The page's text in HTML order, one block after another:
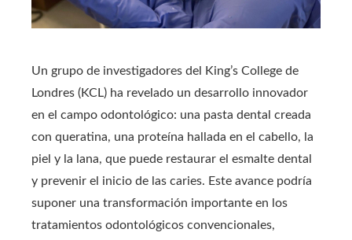
Un grupo de investigadores del King’s College de
Londres (KCL) ha revelado un desarrollo innovador
en el campo odontológico: una pasta dental creada
con queratina, una proteína hallada en el cabello, la
piel y la lana, que puede restaurar el esmalte dental
y prevenir el inicio de las caries. Este avance podría
suponer una transformación importante en los
tratamientos odontológicos convencionales,